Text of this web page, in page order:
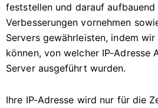
feststellen und darauf
Verbesserungen vornehmen
Servers gewährleisten, indem
können, von welcher IP-Adresse
Server ausgeführt wurden.
Ihre IP-Adresse wird nur für die